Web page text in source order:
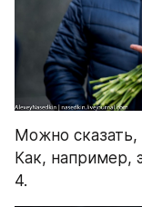
Можно
Как, например,
4.